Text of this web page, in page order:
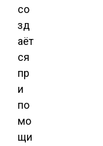
со
зд
аёт
ся
пр
и
по
мо
щи